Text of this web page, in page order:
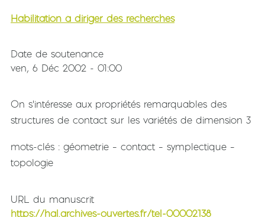
Habilitation à diriger des recherches
Date de soutenance
ven, 6 Déc 2002 - 01:00
On s'intéresse aux propriétés remarquables des
structures de contact sur les variétés de dimension 3
mots-clés : géometrie – contact – symplectique –
topologie
URL du manuscrit
https://hal.archives-ouvertes.fr/tel-00002138